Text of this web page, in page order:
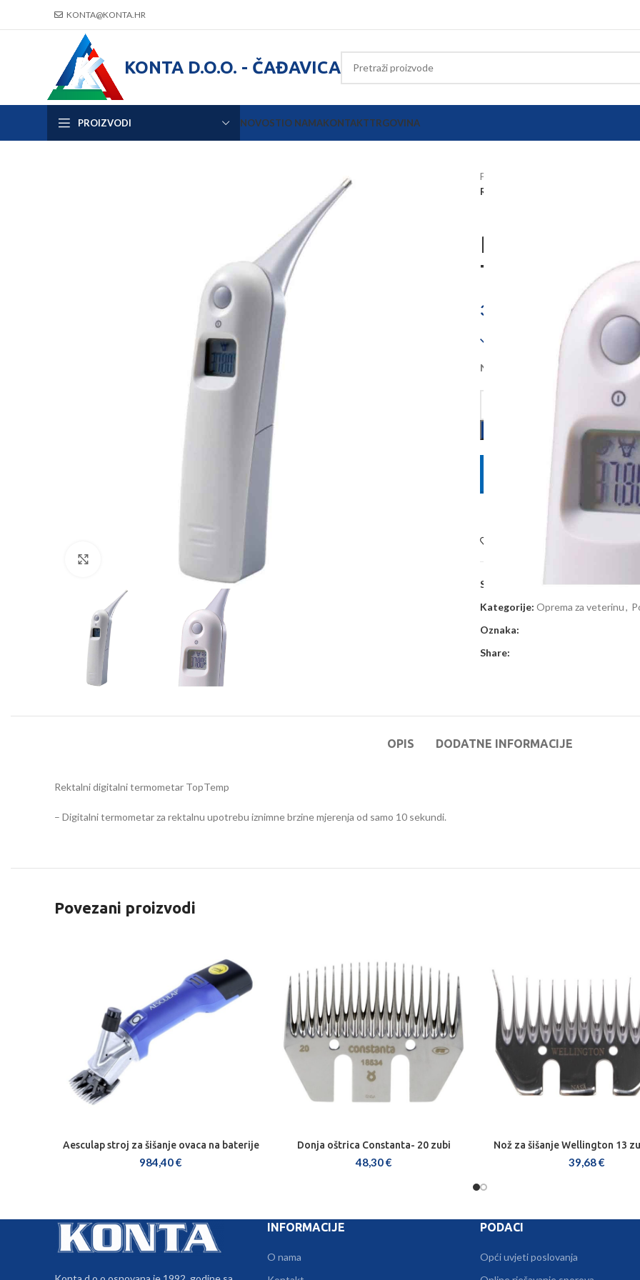
KONTA@KONTA.HR
KONTA D.O.O. - ČAĐAVICA
PROIZVODI NOVOSTIO NAMAKONTAKTTRGOVINA
Početna
Rektalni digitalni termometar
Rektalni
TopTemp
38,87
Na zalihi kod dobavljača, dobava
SKU:
Kategorije: Oprema za veterinu,
Oznaka:
Share:
OPIS DODATNE INFORMACIJE
Rektalni digitalni termometar TopTemp
– Digitalni termometar za rektalnu upotrebu iznimne brzine mjerenja od samo 10 sekundi.
Povezani proizvodi
DODAJ U KOŠARICU
Aesculap stroj za šišanje ovaca na baterije
984,40€
DODAJ U KOŠARICU
Donja oštrica Constanta- 20 zubi
48,30€
DODAJ U KOŠARICU
Nož za šišanje Wellington 13
39,68€
INFORMACIJE
O nama
PODACI
Opći uvjeti poslovanja